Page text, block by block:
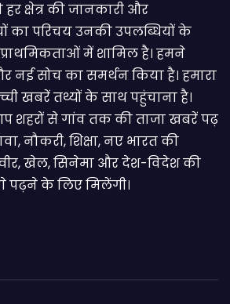
क्षेत्र की जानकारी और
का परिचय उनकी उपलब्धियों के
में शामिल है। हमने
नई सोच का समर्थन किया है। हमारा
खबरें तथ्यों के साथ पहुंचाना है।
शहरों से गांव तक की ताजा खबरें पढ़
नौकरी, शिक्षा, नए भारत की
खेल, सिनेमा और देश-विदेश की
के लिए मिलेंगी।